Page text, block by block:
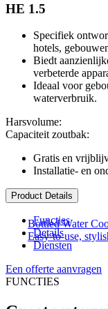
Bottled Water
Easy-to-use,
HE 1.5
Specifiek
hotels,
Biedt
verbeterde
Ideaal voor
waterverbruik.
Harsvolume:
Capaciteit zoutbak:
Gratis en
Installatie- en
Product Details
Functies
Details
Diensten
Een offerte aanvragen
FUNCTIES